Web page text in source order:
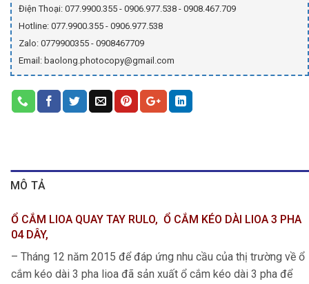
Điện Thoại: 077.9900.355 - 0906.977.538 - 0908.467.709
Hotline: 077.9900.355 - 0906.977.538
Zalo: 0779900355 - 0908467709
Email: baolong.photocopy@gmail.com
MÔ TẢ
Ổ CẮM LIOA QUAY TAY RULO, Ổ CẮM KÉO DÀI LIOA 3 PHA
04 DÂY,
– Tháng 12 năm 2015 để đáp ứng nhu cầu của thị trường về ổ
cắm kéo dài 3 pha lioa đã sản xuất ổ cắm kéo dài 3 pha để